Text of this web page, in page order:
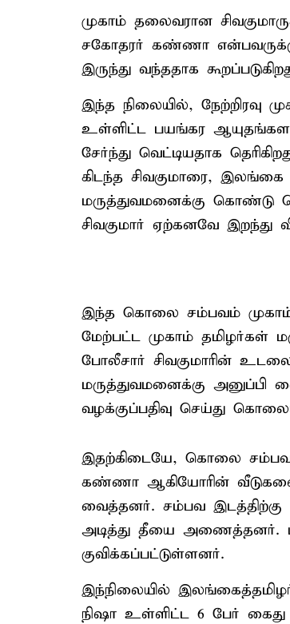
முகாம் தலைவரான
சகோதரர் கண்ணா
இருந்து வந்ததாக
இந்த நிலையில், நேற்றிரவு
உள்ளிட்ட பயங்கர
சேர்ந்து வெட்டியதாக
கிடந்த சிவகுமாரை, இலங்கை
மருத்துவமனைக்கு
சிவகுமார் ஏற்கனவே இறந்து
இந்த கொலை சம்பவம் முகாம்
மேற்பட்ட முகாம் தமிழர்கள்
போலீசார் சிவகுமாரின்
மருத்துவமனைக்கு அனுப்பி
வழக்குப்பதிவு செய்து
இதற்கிடையே, கொலை
கண்ணா ஆகியோரின் வீடுகளை
வைத்தனர். சம்பவ
அடித்து தீயை அணைத்தனர்.
குவிக்கப்பட்டுள்ளனர்.
இந்நிலையில்
நிஷா உள்ளிட்ட 6 பேர்